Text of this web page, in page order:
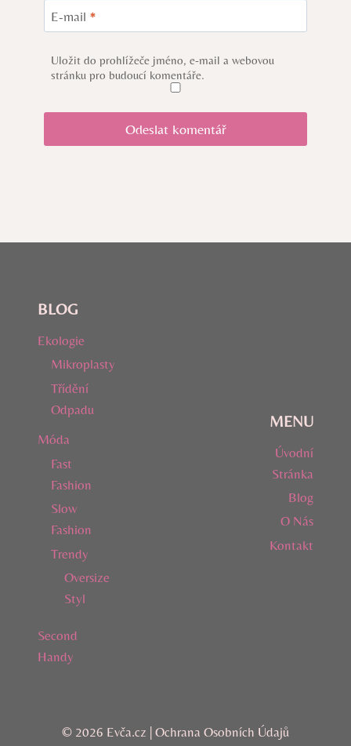
E-mail *
Uložit do prohlížeče jméno, e-mail a webovou
stránku pro budoucí komentáře.
BLOG
Ekologie
Mikroplasty
Třídění
Odpadu
Móda
Fast
Fashion
Slow
Fashion
Trendy
Oversize
Styl
Second
Handy
MENU
Úvodní
Stránka
Blog
O Nás
Kontakt
© 2026 Evča.cz | Ochrana Osobních Údajů